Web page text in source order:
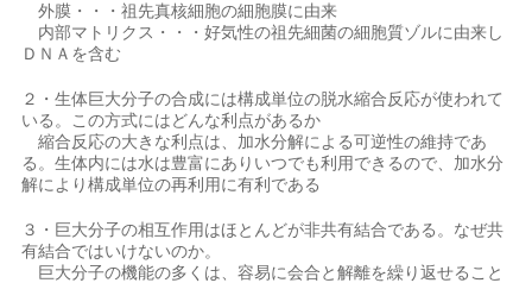
外膜・・・祖先真核細胞の細胞膜に由来
内部マトリクス・・・好気性の祖先細菌の細胞質ゾルに由来し
ＤＮＡを含む
２・生体巨大分子の合成には構成単位の脱水縮合反応が使われて
いる。この方式にはどんな利点があるか
縮合反応の大きな利点は、加水分解による可逆性の維持であ
る。生体内には水は豊富にありいつでも利用できるので、加水分
解により構成単位の再利用に有利である
３・巨大分子の相互作用はほとんどが非共有結合である。なぜ共
有結合ではいけないのか。
巨大分子の機能の多くは、容易に会合と解離を繰り返せること